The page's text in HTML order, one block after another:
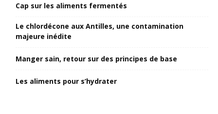
Cap sur les aliments fermentés
Le chlordécone aux Antilles, une contamination
majeure inédite
Manger sain, retour sur des principes de base
Les aliments pour s’hydrater